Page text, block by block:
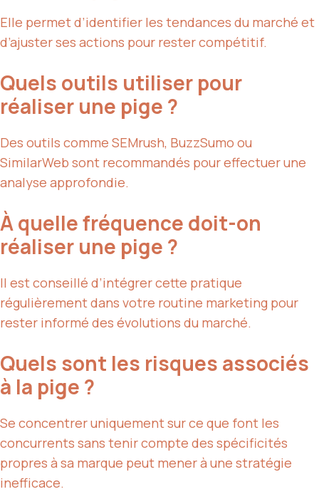
Elle permet d’identifier les tendances du marché et
d’ajuster ses actions pour rester compétitif.
Quels outils utiliser pour
réaliser une pige ?
Des outils comme SEMrush, BuzzSumo ou
SimilarWeb sont recommandés pour effectuer une
analyse approfondie.
À quelle fréquence doit-on
réaliser une pige ?
Il est conseillé d’intégrer cette pratique
régulièrement dans votre routine marketing pour
rester informé des évolutions du marché.
Quels sont les risques associés
à la pige ?
Se concentrer uniquement sur ce que font les
concurrents sans tenir compte des spécificités
propres à sa marque peut mener à une stratégie
inefficace.